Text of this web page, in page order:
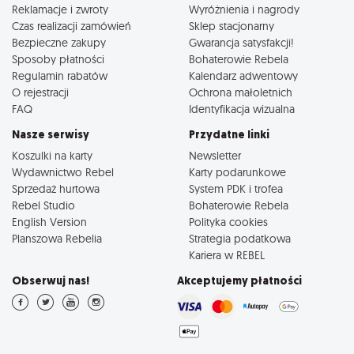
Defenders", wygląda to bardzo blado. Gra w moim odczuciu
jest zdecydowanie za prosta (dla graczy) i możliwe że w
ogóle za prosta dla dorosłych. Ostatnią wadą jest cena,
porównując ilość elementów w pudełku do, dajmy na to,
"Descent"a, dostajemy dobre dwa razy mniej za podobną
cenę.
młodszymi/średnimi dziećmi, bo jest to produkt idealny dla
tej grupy. Jeśli Twoim celem jest spędzenie czasu z dziećmi
nad trochę bardziej intelektualną rozrywką, oderwanie ich od
komputera czy nauczenie współpracy, gra sprawdzi się
perfekcyjnie. Polecam ją również niedzielnym graczom, bo
gra jest na tyle prosta, szybka i wciągająca, że przyjemnie
spędzą przy niej popołudnie. Dla wytrawnych graczy, mimo
wszystko, nie polecam: jest dla nich za prosta, wyborów jest
misji dziennie ujawnia dużą powtarzalność tej gry.
Reklamacje i zwroty
Czas realizacji zamówień
Bezpieczne zakupy
Sposoby płatności
Regulamin rabatów
O rejestracji
FAQ
Wyróżnienia i nagrody
Sklep stacjonarny
Gwarancja satysfakcji!
Bohaterowie Rebela
Kalendarz adwentowy
Ochrona małoletnich
Identyfikacja wizualna
Nasze serwisy
Koszulki na karty
Wydawnictwo Rebel
Sprzedaż hurtowa
Rebel Studio
English Version
Planszowa Rebelia
Przydatne linki
Newsletter
Karty podarunkowe
System PDK i trofea
Bohaterowie Rebela
Polityka cookies
Strategia podatkowa
Kariera w REBEL
Obserwuj nas! Akceptujemy płatności